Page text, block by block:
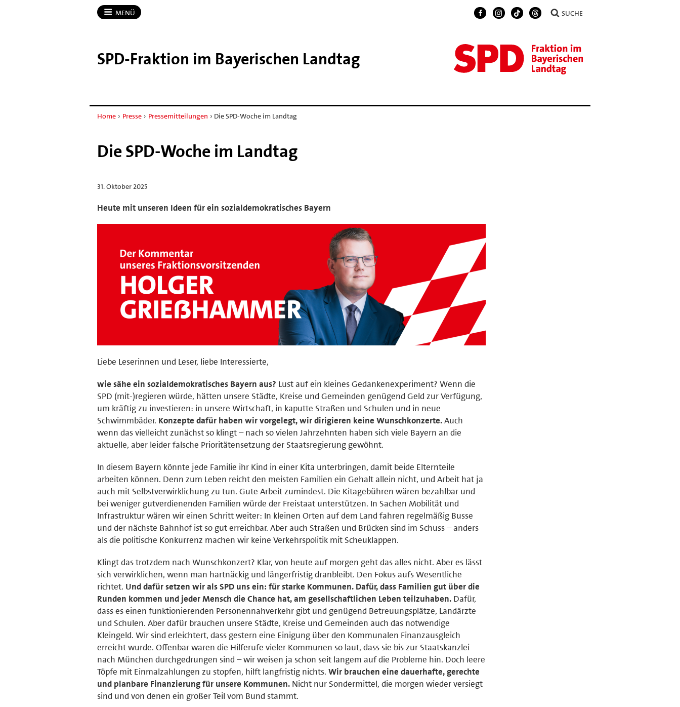
MENÜ SUCHE
SPD-​Fraktion im Bayerischen Landtag
Home › Presse › Pressemitteilungen › Die SPD-Woche im Landtag
Die SPD-Woche im Landtag
31. Oktober 2025
Heute mit unseren Ideen für ein sozialdemokratisches Bayern
Liebe Leserinnen und Leser, liebe Interessierte,
wie sähe ein sozialdemokratisches Bayern aus? Lust auf ein kleines Gedankenexperiment? Wenn die
SPD (mit-)regieren würde, hätten unsere Städte, Kreise und Gemeinden genügend Geld zur Verfügung,
um kräftig zu investieren: in unsere Wirtschaft, in kaputte Straßen und Schulen und in neue
Schwimmbäder. Konzepte dafür haben wir vorgelegt, wir dirigieren keine Wunschkonzerte.Auch
wenn das vielleicht zunächst so klingt – nach so vielen Jahrzehnten haben sich viele Bayern an die
aktuelle, aber leider falsche Prioritätensetzung der Staatsregierung gewöhnt.
In diesem Bayern könnte jede Familie ihr Kind in einer Kita unterbringen, damit beide Elternteile
arbeiten können. Denn zum Leben reicht den meisten Familien ein Gehalt allein nicht, und Arbeit hat ja
auch mit Selbstverwirklichung zu tun. Gute Arbeit zumindest. Die Kitagebühren wären bezahlbar und
bei weniger gutverdienenden Familien würde der Freistaat unterstützen. In Sachen Mobilität und
Infrastruktur wären wir einen Schritt weiter: In kleinen Orten auf dem Land fahren regelmäßig Busse
und der nächste Bahnhof ist so gut erreichbar. Aber auch Straßen und Brücken sind im Schuss – anders
als die politische Konkurrenz machen wir keine Verkehrspolitik mit Scheuklappen.
Klingt das trotzdem nach Wunschkonzert? Klar, von heute auf morgen geht das alles nicht. Aber es lässt
sich verwirklichen, wenn man hartnäckig und längerfristig dranbleibt. Den Fokus aufs Wesentliche
richtet. Und dafür setzen wir als SPD uns ein: für starke Kommunen. Dafür, dass Familien gut über die
Runden kommen und jeder Mensch die Chance hat, am gesellschaftlichen Leben teilzuhaben. Dafür,
dass es einen funktionierenden Personennahverkehr gibt und genügend Betreuungsplätze, Landärzte
und Schulen. Aber dafür brauchen unsere Städte, Kreise und Gemeinden auch das notwendige
Kleingeld. Wir sind erleichtert, dass gestern eine Einigung über den Kommunalen Finanzausgleich
erreicht wurde. Offenbar waren die Hilferufe vieler Kommunen so laut, dass sie bis zur Staatskanzlei
nach München durchgedrungen sind – wir weisen ja schon seit langem auf die Probleme hin. Doch leere
Töpfe mit Einmalzahlungen zu stopfen, hilft langfristig nichts. Wir brauchen eine dauerhafte, gerechte
und planbare Finanzierung für unsere Kommunen. Nicht nur Sondermittel, die morgen wieder versiegt
sind und von denen ein großer Teil vom Bund stammt.